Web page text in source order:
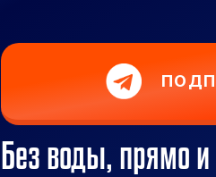
Без воды, прямо и